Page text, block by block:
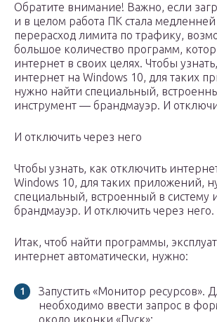
Обратите внимание! Важно, если
и в целом работа ПК стала медленней
перерасход лимита по трафику,
большое количество программ,
интернет в своих целях. Чтобы
интернет на Windows 10, для таких
нужно найти специальный,
инструмент — брандмауэр. И
И отключить через него
Чтобы узнать, как отключить
Windows 10, для таких приложений,
специальный, встроенный в систему
брандмауэр. И отключить через него.
Итак, чтоб найти программы,
интернет автоматически, нужно:
Запустить «Монитор ресурсов».
необходимо ввести запрос в
около иконки «Пуск»;